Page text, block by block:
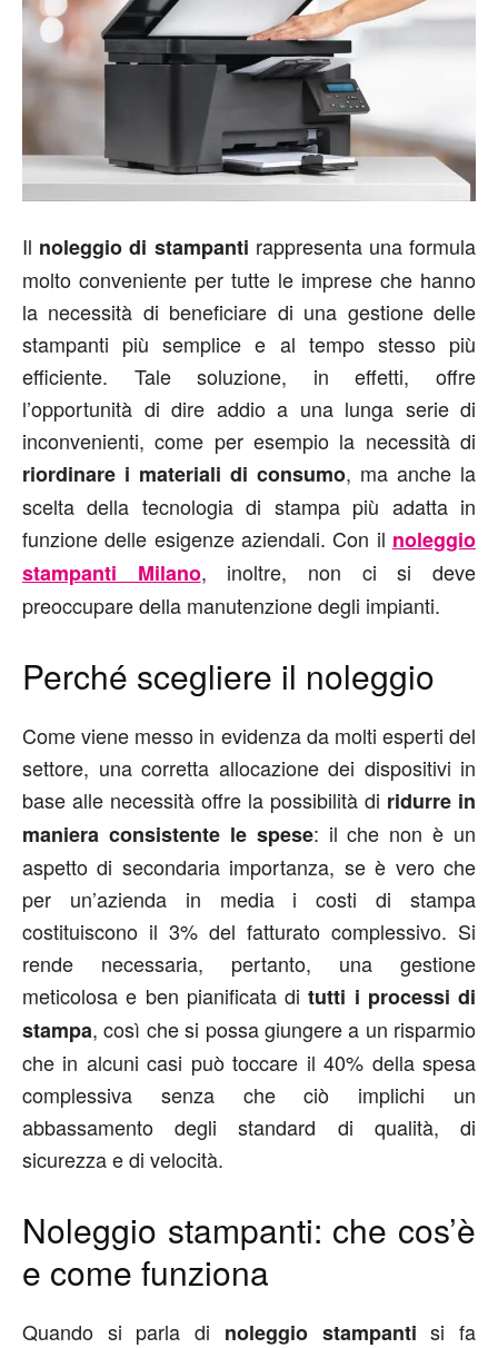
Il noleggio di stampanti rappresenta una formula
molto conveniente per tutte le imprese che hanno
la necessità di beneficiare di una gestione delle
stampanti più semplice e al tempo stesso più
efficiente. Tale soluzione, in effetti, offre
l’opportunità di dire addio a una lunga serie di
inconvenienti, come per esempio la necessità di
riordinare i materiali di consumo, ma anche la
scelta della tecnologia di stampa più adatta in
funzione delle esigenze aziendali. Con il noleggio
stampanti Milano, inoltre, non ci si deve
preoccupare della manutenzione degli impianti.
Perché scegliere il noleggio
Come viene messo in evidenza da molti esperti del
settore, una corretta allocazione dei dispositivi in
base alle necessità offre la possibilità di ridurre in
maniera consistente le spese: il che non è un
aspetto di secondaria importanza, se è vero che
per un’azienda in media i costi di stampa
costituiscono il 3% del fatturato complessivo. Si
rende necessaria, pertanto, una gestione
meticolosa e ben pianificata ditutti i processi di
stampa, così che si possa giungere a un risparmio
che in alcuni casi può toccare il 40% della spesa
complessiva senza che ciò implichi un
abbassamento degli standard di qualità, di
sicurezza e di velocità.
Noleggio stampanti: che cos’è
e come funziona
Quando si parla di noleggio stampanti si fa